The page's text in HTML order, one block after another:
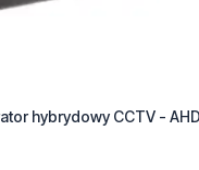
hybrydowy CCTV -